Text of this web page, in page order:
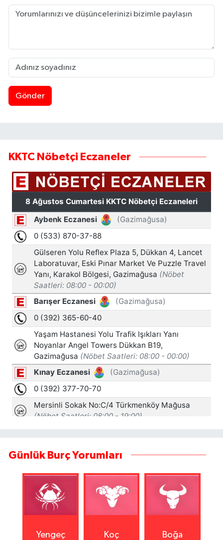
Gönder
KKTC Nöbetçi Eczaneler
Günlük Burç Yorumları
Yengeç Koç Boğa